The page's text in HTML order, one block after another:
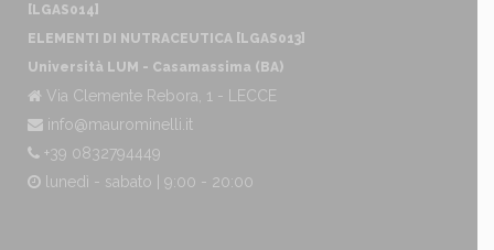
[LGAS014]
ELEMENTI DI NUTRACEUTICA [LGAS013]
Università LUM - Casamassima (BA)
Via Clemente Rebora, 1 - LECCE
info@maurominelli.it
+39 0832794449
lunedì - sabato | 9:00 - 20:00